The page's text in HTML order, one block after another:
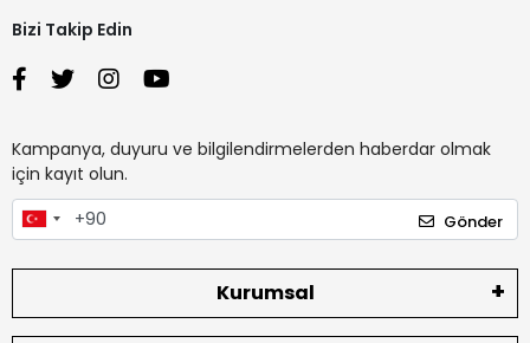
Bizi Takip Edin
Kampanya, duyuru ve bilgilendirmelerden haberdar olmak
için kayıt olun.
Gönder
Kurumsal